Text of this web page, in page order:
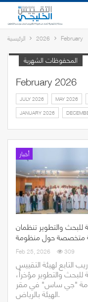
الرئيسية 2026 February
المحفوظات الشهرية
February 2026
JULY 2026 MAY 2026
JANUARY 2026
أخبار
للبحث والتطوير تنظمان
Feb 25, 2026 309
التابع لهيئة التقييس
للبحث والتطوير مؤخراً،
"جي ساس" في مقر
الهيئة بالرياض.